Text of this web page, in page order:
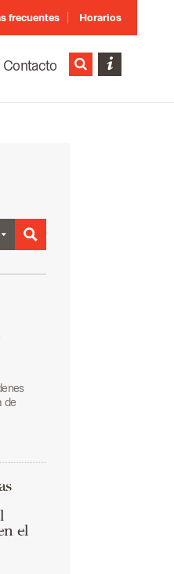
frecuentes Horarios
Contacto
de
el